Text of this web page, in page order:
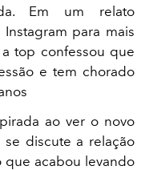
Em um relato
para mais
top confessou que
e tem chorado
ao ver o novo
discute a relação
que acabou levando